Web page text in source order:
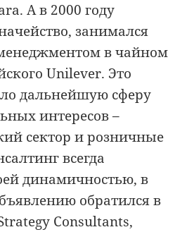
А в 2000 году
занимался
в чайном
Unilever. Это
дальнейшую сферу
интересов –
сектор и розничные
всегда
динамичностью, в
обратился в
Consultants,